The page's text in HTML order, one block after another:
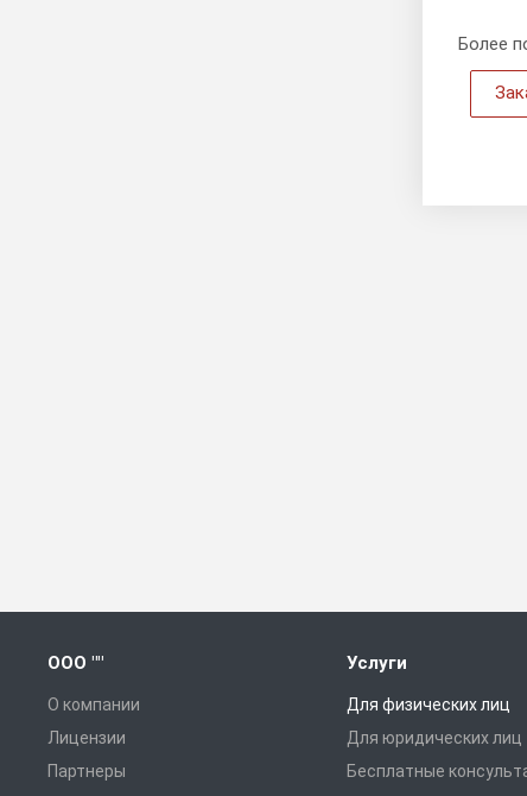
Более
ООО ""
О компании
Лицензии
Партнеры
Услуги
Для физических лиц
Для юридических лиц
Бесплатные